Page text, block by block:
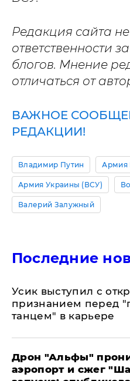
Редакция сайта не
ответственности
блогов. Мнение
отличаться от
ВАЖНОЕ
РЕДАКЦИИ!
Владимир Путин Армия
Армия Украины (ВСУ)
Валерий Залужный
Последние
Усик выступил с
признанием перед
танцем" в карьере
Дрон "Альфы"
аэропорт и сжег